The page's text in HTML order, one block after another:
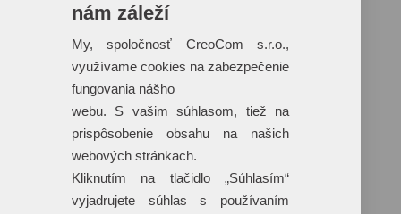
Reklamné predmety s plnofarebnou
potlačou
Dáždniky
Tašky
Hračky
Klobúky
nám záleží
My, spoločnosť CreoCom s.r.o.,
využívame cookies na zabezpečenie
fungovania nášho
webu. S vašim súhlasom, tiež na
prispôsobenie obsahu na našich
webových stránkach.
Kliknutím na tlačidlo „Súhlasím“
vyjadrujete súhlas s používaním